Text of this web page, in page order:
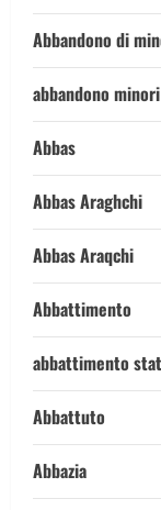
Abbandono di
abbandono minori
Abbas
Abbas Araghchi
Abbas Araqchi
Abbattimento
abbattimento
Abbattuto
Abbazia